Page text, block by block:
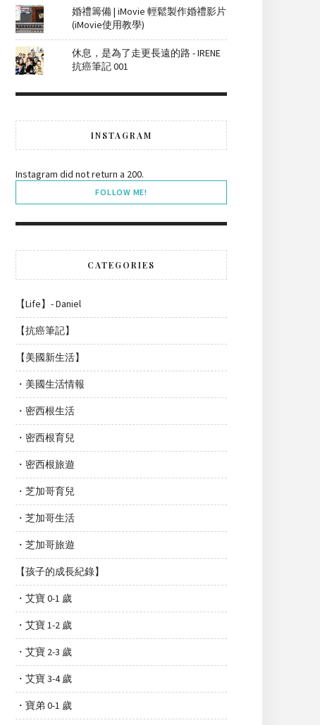
婚禮籌備 | iMovie 輕鬆製作婚禮影片
(iMovie使用教學)
休息，是為了走更長遠的路 - IRENE
抗癌筆記 001
INSTAGRAM
Instagram did not return a 200.
FOLLOW ME!
CATEGORIES
【Life】- Daniel
【抗癌筆記】
【美國新生活】
・美國生活情報
・密西根生活
・密西根育兒
・密西根旅遊
・芝加哥育兒
・芝加哥生活
・芝加哥旅遊
【孩子的成長紀錄】
・艾寶 0-1 歲
・艾寶 1-2 歲
・艾寶 2-3 歲
・艾寶 3-4 歲
・寶弟 0-1 歲